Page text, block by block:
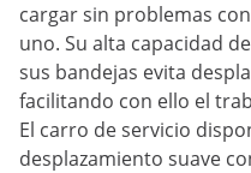
cargar sin problemas
uno. Su alta capacidad
sus bandejas evita
facilitando con ello el
El carro de servicio
desplazamiento suave